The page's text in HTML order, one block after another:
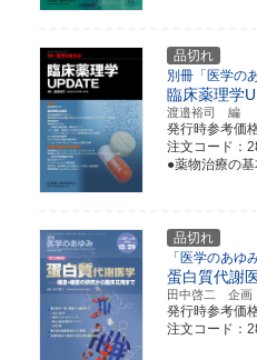
品切れ
別冊「医学の
臨床薬理学
渡邉裕司 編
発行時参考価
注文コード：
●薬物治療の
品切れ
「医学のあゆ
蛋白質代謝
田中啓二 企画
発行時参考価
注文コード：